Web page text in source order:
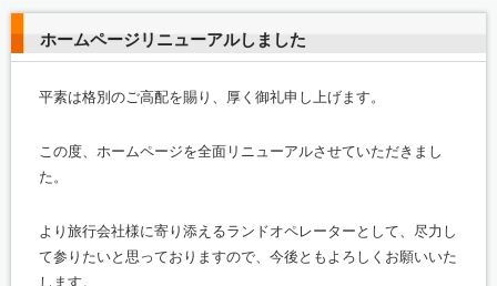
ホームページリニューアルしました
平素は格別のご高配を賜り、厚く御礼申し上げます。
この度、ホームページを全面リニューアルさせていただきまし
た。
より旅行会社様に寄り添えるランドオペレーターとして、尽力し
て参りたいと思っておりますので、今後ともよろしくお願いいた
します。